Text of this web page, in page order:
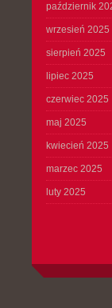
październik
wrzesień 2025
sierpień 2025
lipiec 2025
czerwiec 2025
maj 2025
kwiecień 2025
marzec 2025
luty 2025